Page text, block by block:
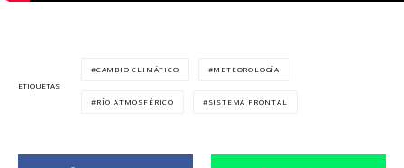
ETIQUETAS
CAMBIO CLIMÁTICO METEOROLOGÍA
RÍO ATMOSFÉRICO SISTEMA FRONTAL